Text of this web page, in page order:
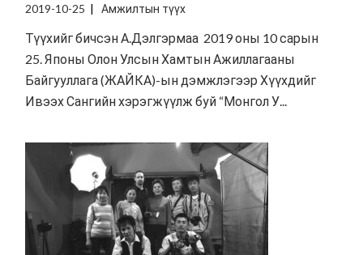
2019-10-25 Амжилтын түүх
Түүхийг бичсэн А.Дэлгэрмаа 2019 оны 10 сарын
25. Японы Олон Улсын Хамтын Ажиллагааны
Байгууллага (ЖАЙКА)-ын дэмжлэгээр Хүүхдийг
Ивээх Сангийн хэрэгжүүлж буй “Монгол У...